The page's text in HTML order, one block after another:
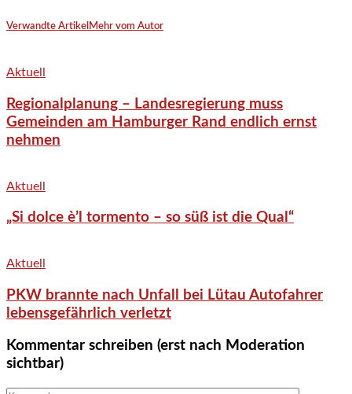
Verwandte Artikel Mehr vom Autor
Aktuell
Regionalplanung – Landesregierung muss
Gemeinden am Hamburger Rand endlich ernst
nehmen
Aktuell
„Si dolce è’l tormento – so süß ist die Qual“
Aktuell
PKW brannte nach Unfall bei Lütau Autofahrer
lebensgefährlich verletzt
Kommentar schreiben (erst nach Moderation
sichtbar)